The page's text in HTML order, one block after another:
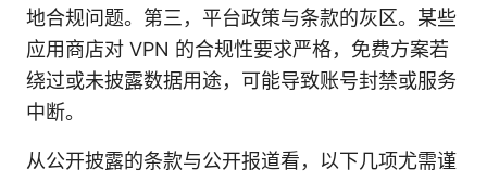
地合规问题。第三，平台政策与条款的灰区。某些
应用商店对 VPN 的合规性要求严格，免费方案若
绕过或未披露数据用途，可能导致账号封禁或服务
中断。
从公开披露的条款与公开报道看，以下几项尤需谨